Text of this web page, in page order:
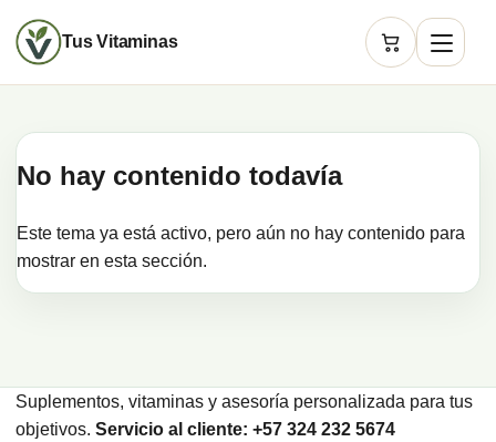
Tus Vitaminas
Carrito
No hay contenido todavía
Este tema ya está activo, pero aún no hay contenido para
mostrar en esta sección.
Suplementos, vitaminas y asesoría personalizada para tus
objetivos. Servicio al cliente: +57 324 232 5674